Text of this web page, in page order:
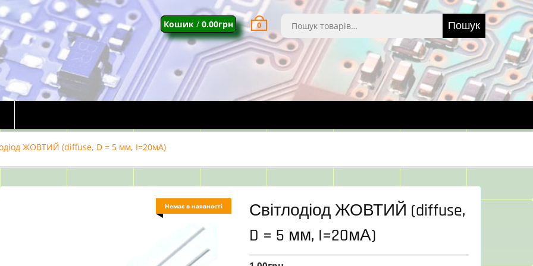
Шукати: Пошук
Кошик / 0.00грн 0
ЖОВТИЙ (diffuse, D = 5 мм, I=20мА)
Немає в наявності
Світлодіод ЖОВТИЙ (diffuse,
D = 5 мм, I=20мА)